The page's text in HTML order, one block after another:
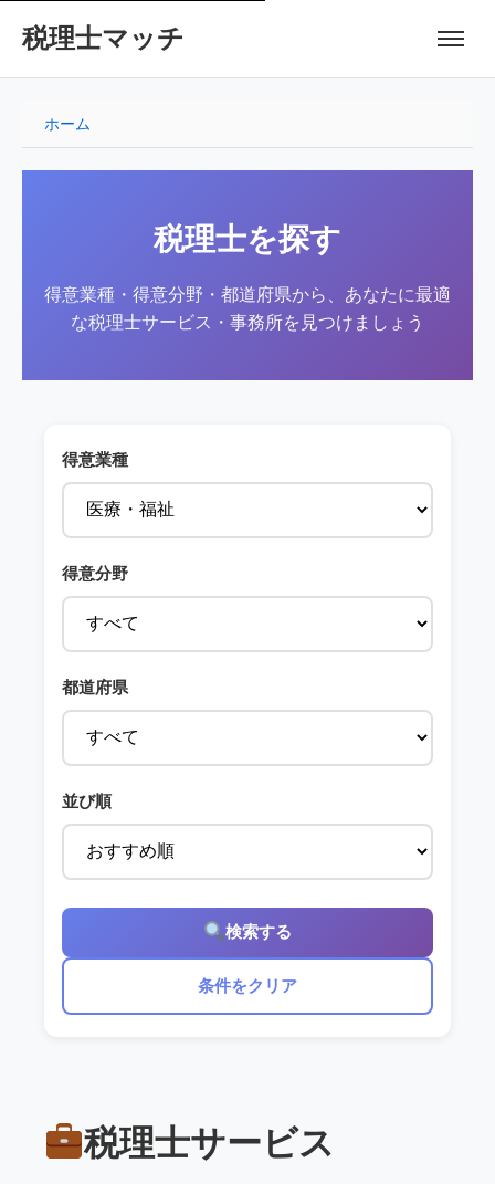
税理士マッチ
ホーム
税理士を探す
得意業種・得意分野・都道府県から、あなたに最適
な税理士サービス・事務所を見つけましょう
得意業種
得意分野
都道府県
並び順
検索する
条件をクリア
税理士サービス